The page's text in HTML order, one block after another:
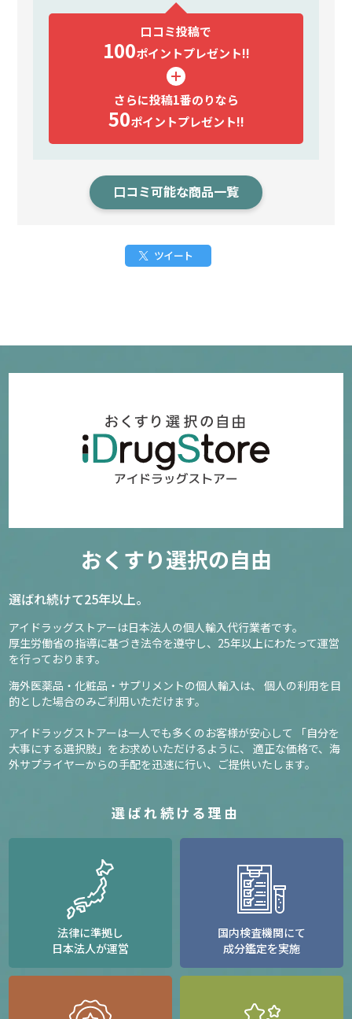
口コミ投稿で
100ポイントプレゼント!!
さらに投稿1番のりなら
50ポイントプレゼント!!
口コミ可能な商品一覧
ツイート
おくすり選択の自由
選ばれ続けて25年以上。
アイドラッグストアーは日本法人の個人輸入代行業者です。
厚生労働省の指導に基づき法令を遵守し、 25年以上にわたって運営
を行っております。
海外医薬品・化粧品・サプリメントの個人輸入は、
個人の利用を目
的とした場合のみご利用いただけます。
アイドラッグストアーは一人でも多くのお客様が安心して
「自分を
大事にする選択肢」をお求めいただけるように、
適正な価格で、海
外サプライヤーからの手配を迅速に行い、ご提供いたします。
選ばれ続ける理由
法律に準拠し
日本法人が運営
国内検査機関にて
成分鑑定を実施